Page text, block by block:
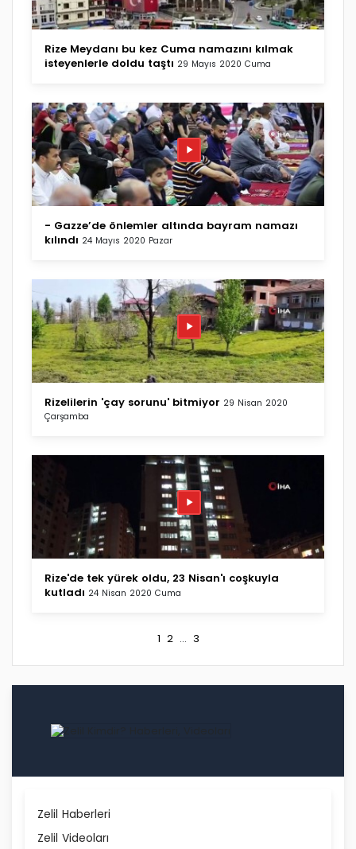
Rize Meydanı bu kez Cuma namazını kılmak
isteyenlerle doldu taştı 29 Mayıs 2020 Cuma
- Gazze’de önlemler altında bayram namazı
kılındı 24 Mayıs 2020 Pazar
Rizelilerin 'çay sorunu' bitmiyor 29 Nisan 2020
Çarşamba
Rize'de tek yürek oldu, 23 Nisan'ı coşkuyla
kutladı 24 Nisan 2020 Cuma
1 2... 3
Zelil Haberleri
Zelil Videoları